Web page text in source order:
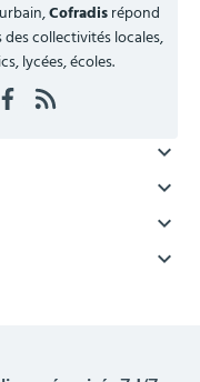
Cofradisrépond
collectivités locales,
lycées, écoles.



